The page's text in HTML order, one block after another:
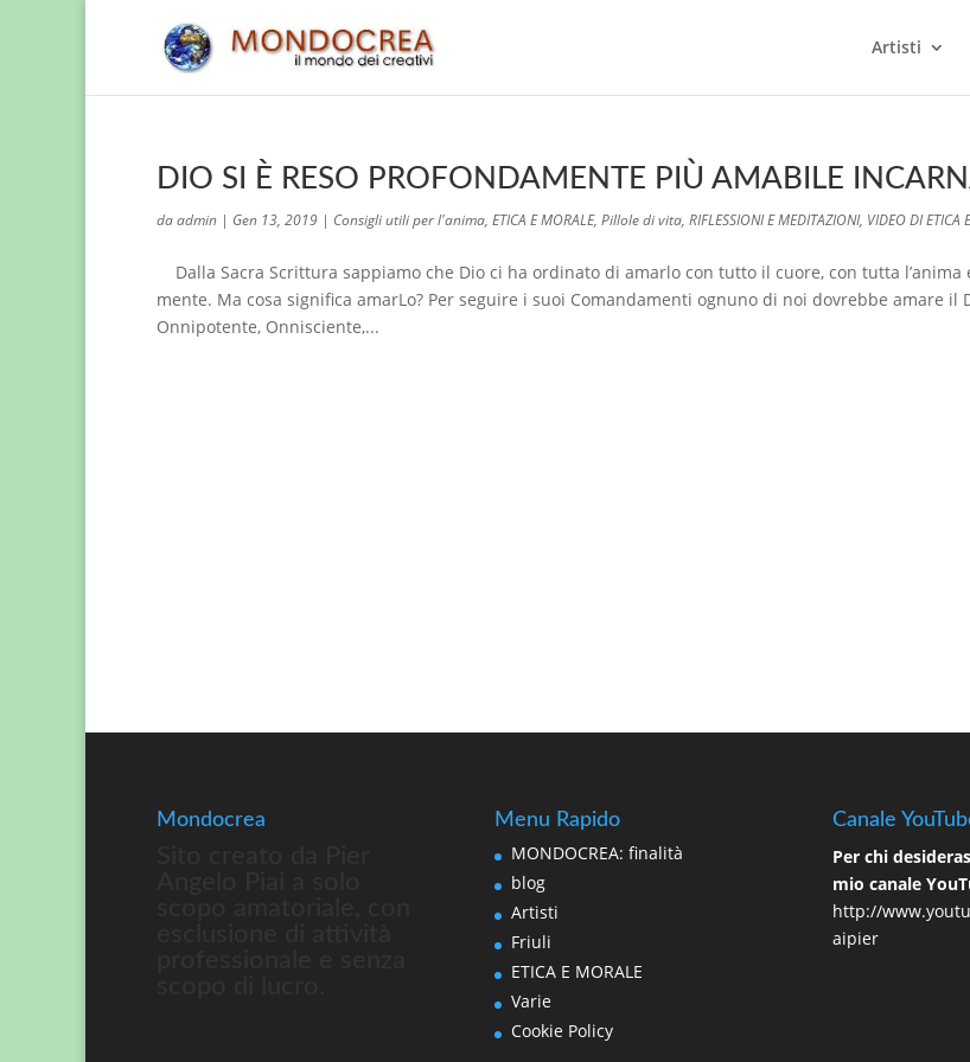
Artisti
DIO SI È RESO PROFONDAMENTE PIÙ AMABILE
daadmin | Gen 13, 2019 | Consigli utili per l'anima, ETICA E MORALE, Pillole di vita, RIFLESSIONI E MEDITAZIONI, VIDEO DI ETICA
Dalla Sacra Scrittura sappiamo che Dio ci ha ordinato di amarlo con tutto il cuore, con tutta l’anima
mente. Ma cosa significa amarLo? Per seguire i suoi Comandamenti ognuno di noi dovrebbe amare il
Onnipotente, Onnisciente,...
Mondocrea Menu Rapido
MONDOCREA: finalità
blog
Artisti
Friuli
ETICA E MORALE
Varie
Cookie Policy
Canale
Per chi
mio canale
http://
aipier